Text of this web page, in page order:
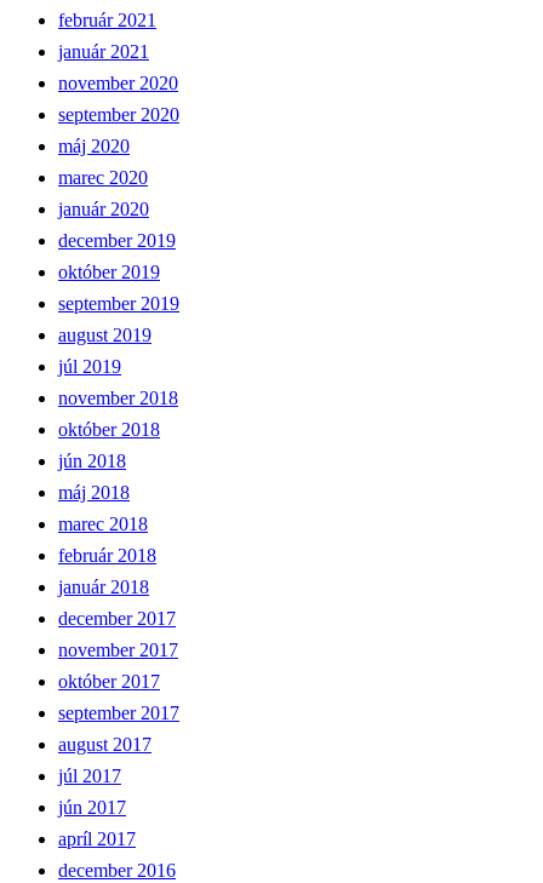
február 2021
január 2021
november 2020
september 2020
máj 2020
marec 2020
január 2020
december 2019
október 2019
september 2019
august 2019
júl 2019
november 2018
október 2018
jún 2018
máj 2018
marec 2018
február 2018
január 2018
december 2017
november 2017
október 2017
september 2017
august 2017
júl 2017
jún 2017
apríl 2017
december 2016